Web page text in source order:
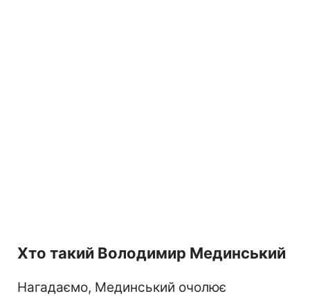
Хто такий Володимир Мединський
Нагадаємо, Мединський очолює